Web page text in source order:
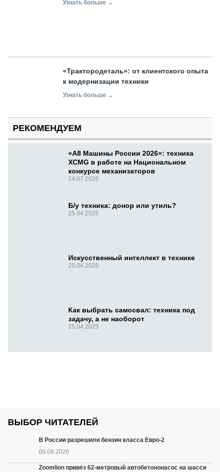
Узнать больше →
«Трактородеталь»: от клиентского опыта
к модернизации техники
Узнать больше →
РЕКОМЕНДУЕМ
«А8 Машины России 2026»: техника
XCMG в работе на Национальном
конкурсе механизаторов
14.07.2026
Б/у техника: донор или утиль?
25.04.2025
Искусственный интеллект в технике
25.04.2025
Как выбрать самосвал: техника под
задачу, а не наоборот
25.04.2025
ВЫБОР ЧИТАТЕЛЕЙ
В России разрешили бензин класса Евро-2
06.08.2026
Zoomlion привёз 62-метровый автобетононасос на шасси